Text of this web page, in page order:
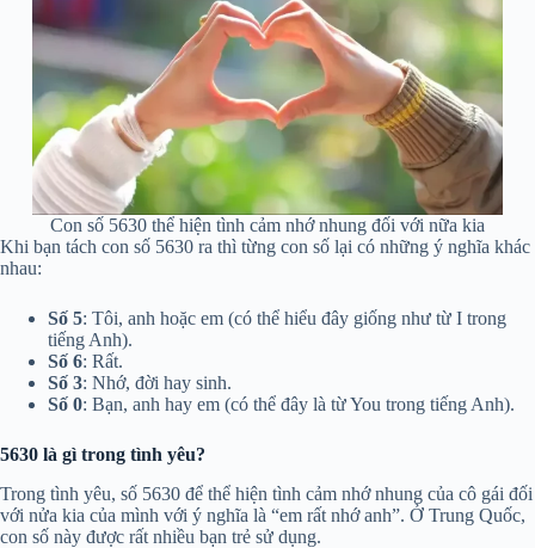
Con số 5630 thể hiện tình cảm nhớ nhung đối với nữa kia
Khi bạn tách con số 5630 ra thì từng con số lại có những ý nghĩa khác
nhau:
Số 5: Tôi, anh hoặc em (có thể hiểu đây giống như từ I trong
tiếng Anh).
Số 6: Rất.
Số 3: Nhớ, đời hay sinh.
Số 0: Bạn, anh hay em (có thể đây là từ You trong tiếng Anh).
5630 là gì trong tình yêu?
Trong tình yêu, số 5630 để thể hiện tình cảm nhớ nhung của cô gái đối
với nửa kia của mình với ý nghĩa là “em rất nhớ anh”. Ở Trung Quốc,
con số này được rất nhiều bạn trẻ sử dụng.